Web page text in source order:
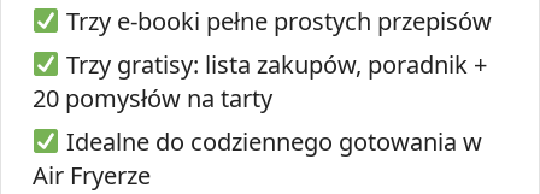
Trzy e-booki pełne prostych przepisów
Trzy gratisy: lista zakupów, poradnik +
20 pomysłów na tarty
Idealne do codziennego gotowania w
Air Fryerze